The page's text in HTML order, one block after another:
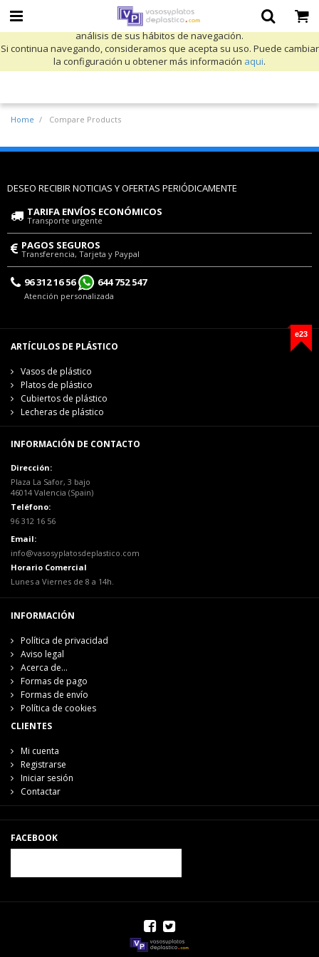
Utilizamos cookies propias y de terceros para mejorar nuestros servicios
y mostrarle publicidad relacionada con sus preferencias mediante el
análisis de sus hábitos de navegación.
Si continua navegando, consideramos que acepta su uso. Puede cambiar
la configuración u obtener más información aqui.
Home Compare Products
DESEO RECIBIR NOTICIAS Y OFERTAS PERIÓDICAMENTE
TARIFA ENVÍOS ECONÓMICOS
Transporte urgente
PAGOS SEGUROS
Transferencia, Tarjeta y Paypal
96 312 16 56 644 752 547
Atención personalizada
e23
ARTÍCULOS DE PLÁSTICO
Vasos de plástico
Platos de plástico
Cubiertos de plástico
Lecheras de plástico
INFORMACIÓN DE CONTACTO
Dirección:
Plaza La Safor, 3 bajo
46014 Valencia (Spain)
Teléfono:
96 312 16 56
Email:
info@vasosyplatosdeplastico.com
Horario Comercial
Lunes a Viernes de 8 a 14h.
INFORMACIÓN
Política de privacidad
Aviso legal
Acerca de...
Formas de pago
Formas de envío
Política de cookies
CLIENTES
Mi cuenta
Registrarse
Iniciar sesión
Contactar
FACEBOOK